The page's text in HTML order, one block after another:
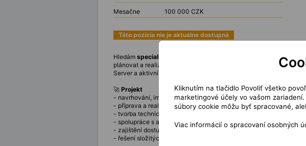
Mesačne
100 000 CZK
Táto pozícia nie je aktuálne dostupná
Hledám specialistu který převezme klíčovou roli při
plánovat a realizovat migraci, řešit složité incidenty a předávat
Server a aktivní angličtinu.
🚀 Projekt
- navrhování, implementace a optimalizace virtualizační platformy
- příprava a realizace migrace z VMware na Hyper-V včetně
- tvorba technické dokumentace a zajištění předání znalostí
- spolupráce s architekty na návrhu infrastruktury a doporučování
- zajištění dostupnosti, výkonu a bezpečnosti prostředí během
- řešení složitých technických incidentů a problémů souvisejících s
Kliknutím na tlačidlo Povoliť všetko
marketingové účely vo vašom
súbory cookie môžu byť spracované,
Viac informácií o spracovaní osobných